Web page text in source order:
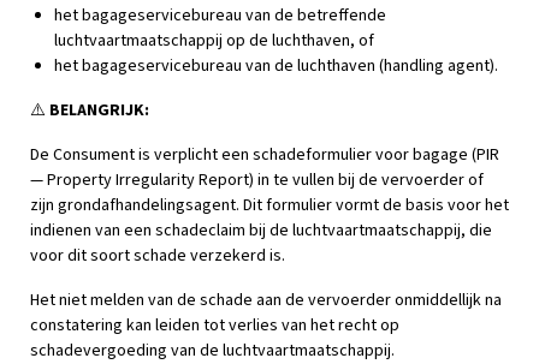
het bagageservicebureau van de betreffende
luchtvaartmaatschappij op de luchthaven, of
het bagageservicebureau van de luchthaven (handling agent).
⚠️ BELANGRIJK:
De Consument is verplicht een schadeformulier voor bagage (PIR
— Property Irregularity Report) in te vullen bij de vervoerder of
zijn grondafhandelingsagent. Dit formulier vormt de basis voor het
indienen van een schadeclaim bij de luchtvaartmaatschappij, die
voor dit soort schade verzekerd is.
Het niet melden van de schade aan de vervoerder onmiddellijk na
constatering kan leiden tot verlies van het recht op
schadevergoeding van de luchtvaartmaatschappij.